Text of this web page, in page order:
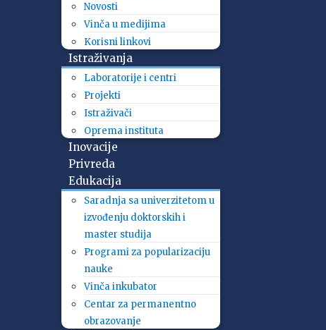
Novosti
Vinča u medijima
Korisni linkovi
Istraživanja
Laboratorije i centri
Projekti
Istraživači
Oprema instituta
Inovacije
Privreda
Edukacija
Saradnja sa univerzitetom u
izvođenju doktorskih i
master studija
Programi za popularizaciju
nauke
Vinča inkubator
Centar za permanentno
obrazovanje